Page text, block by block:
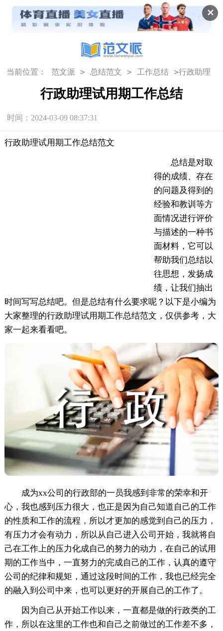
✕
当前位置： 范文派 > 总结范文 > 工作总结 >行政助理
试用期工作总结行政助理试用期工作总结
时间：2024-03-09 08:37:31
行政助理试用期工作总结范文
总结是对取
得的成绩、存在
的问题及得到的
经验和教训等方
面情况进行评价
与描述的一种书
面材料，它可以
帮助我们总结以
往思想，发扬成
绩，让我们抽出
时间写写总结吧。但是总结有什么要求呢？以下是小编为
大家整理的行政助理试用期工作总结范文，仅供参考，大
家一起来看看吧。
成为xx公司的行政部的一员我感到非常的荣幸和开
心，我也感到压力很大，也正是因为自己知道自己的工作
的性质和工作的流程，所以才更加的感觉到自己的压力，
有压力才会有动力，所以从自己进入公司开始，我就将自
己在工作上的压力化成自己的努力的动力，在自己的试用
期的工作当中，一直努力的完成自己的工作，认真的遵守
公司的纪律和规矩，通过这段时间的工作，我也已经完全
的融入到公司中来，也可以更好的开展自己的工作了。
因为自己从开始工作以来，一直都是做的行政类的工
作，所以在这里的工作也和自己之前做过的工作差不多，